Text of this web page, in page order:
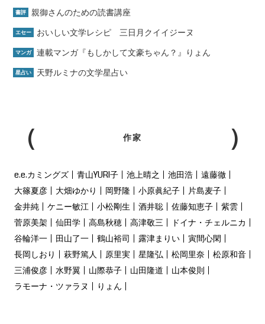
書評 親御さんのための読書講座
エセー おいしい文学レシピ 三日月クイイジーヌ
マンガ 連載マンガ『もしかして文豪ちゃん？』りょん
星占い 天野ルミナの文学星占い
作家
e.e.カミングズ 青山YURI子 池上晴之 池田浩
遠藤徹
大篠夏彦
大畑ゆかり 岡野隆 小原眞紀子
片島麦子
金井純
ケニー敏江 小松剛生 酒井聡 佐藤知恵子
紫雲
菅原美架
仙田学 高島秋穂 高津敬三
ドイナ・チェルニカ
谷輪洋一
田山了一 鶴山裕司 露津まりい
寅間心閑
長岡しおり
萩野篤人 原里実 星隆弘 松岡里奈
松原和音
三浦俊彦
水野翼 山際恭子 山田隆道
山本俊則
ラモーナ・ツァラヌ
りょん